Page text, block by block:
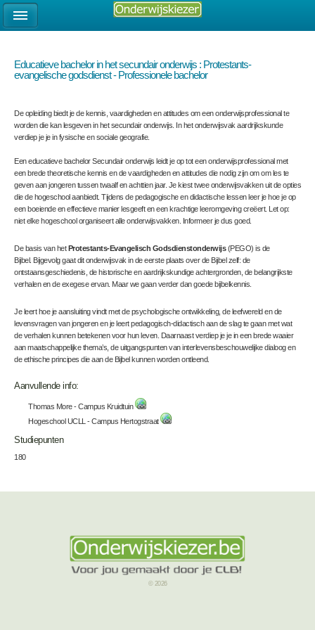
Educatieve bachelor in het secundair onderwijs : Protestants-
evangelische godsdienst - Professionele bachelor
De opleiding biedt je de kennis, vaardigheden en attitudes om een onderwijsprofessional te
worden die kan lesgeven in het secundair onderwijs. In het onderwijsvak aardrijkskunde
verdiep je je in fysische en sociale geografie.
Een educatieve bachelor Secundair onderwijs leidt je op tot een onderwijsprofessional met
een brede theoretische kennis en de vaardigheden en attitudes die nodig zijn om om les te
geven aan jongeren tussen twaalf en achttien jaar. Je kiesttwee onderwijsvakkenuit de opties
die de hogeschool aanbiedt. Tijdens de pedagogische en didactische lessen leer je hoe je op
een boeiende en effectieve manier lesgeeft en een krachtige leeromgeving creëert. Let op:
niet elke hogeschool organiseert alle onderwijsvakken. Informeer je dus goed.
De basis van het Protestants-Evangelisch Godsdienstonderwijs(PEGO) is de
Bijbel. Bijgevolg gaat dit onderwijsvak in de eerste plaats over de Bijbel zelf: de
ontstaansgeschiedenis, de historische en aardrijkskundige achtergronden, de belangrijkste
verhalen en de exegese ervan. Maar we gaan verder dan goede bijbelkennis.
Je leert hoe je aansluiting vindt met de psychologische ontwikkeling, de leefwereld en de
levensvragen van jongeren en je leert pedagogisch-didactisch aan de slag te gaan met wat
de verhalen kunnen betekenen voor hun leven. Daarnaast verdiep je je in een brede waaier
aan maatschappelijke thema’s, de uitgangspunten van interlevensbeschouwelijke dialoog en
de ethische principes die aan de Bijbel kunnen worden ontleend.
Aanvullende info:
Thomas More - Campus Kruidtuin
Hogeschool UCLL - Campus Hertogstraat
Studiepunten
180
© 2026